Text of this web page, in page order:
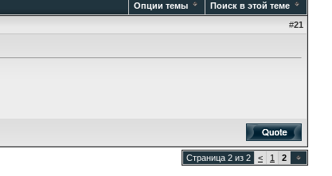
Опции темы
Поиск в этой теме
#21
Страница 2 из 2 < 1 2